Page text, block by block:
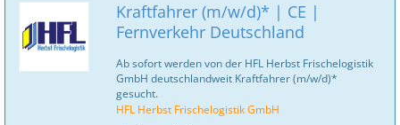
Kraftfahrer (m/w/d)* | CE |
Fernverkehr Deutschland
Ab sofort werden von der HFL Herbst Frischelogistik
GmbH deutschlandweit Kraftfahrer (m/w/d)*
gesucht.
HFL Herbst Frischelogistik GmbH